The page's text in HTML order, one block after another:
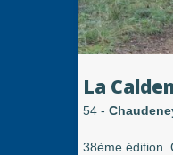
La
54 -
38ème édition.